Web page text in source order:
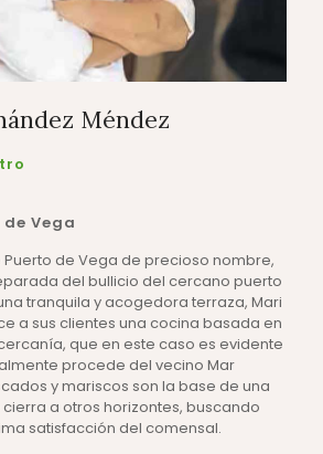
Méndez
Vega
Puerto de Vega de precioso nombre,
del bullicio del cercano puerto
tranquila y acogedora terraza, Mari
a sus clientes una cocina basada en
que en este caso es evidente
procede del vecino Mar
y mariscos son la base de una
a otros horizontes, buscando
satisfacción del comensal.